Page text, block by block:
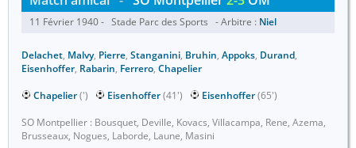
11 Février 1940 - Stade Parc des Sports - Arbitre : Niel
Delachet, Malvy, Pierre, Stanganini, Bruhin, Appoks, Durand,
Eisenhoffer, Rabarin, Ferrero, Chapelier
Chapelier(') Eisenhoffer(41') Eisenhoffer(65')
SO Montpellier : Bousquet, Deville, Kovacs, Villacampa, Rene, Azema,
Brusseaux, Nogues, Laborde, Laune, Masini